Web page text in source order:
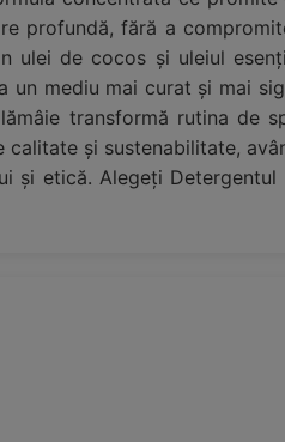
profundă, fără a
ulei de cocos și uleiul
mediu mai curat și mai
transformă rutina de
și sustenabilitate,
și etică. Alegeți